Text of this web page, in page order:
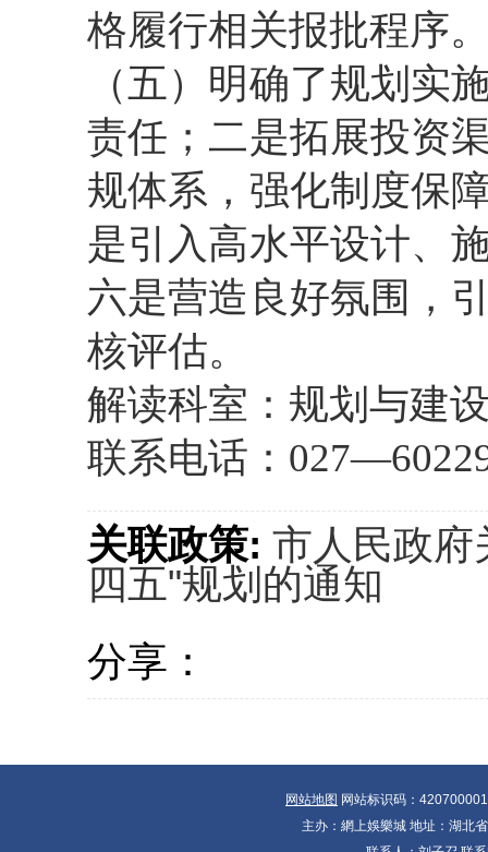
格履行相关报批程序
（五）明确了规划实
责任；二是拓展投资
规体系，强化制度保
是引入高水平设计、
六是营造良好氛围，
核评估。
解读科室：规划与建
联系电话：
关联政策: 市人民政府
四五"规划的通知
分享：
网站地图 网站标识码：
主办：網上娛樂城 地址：湖北